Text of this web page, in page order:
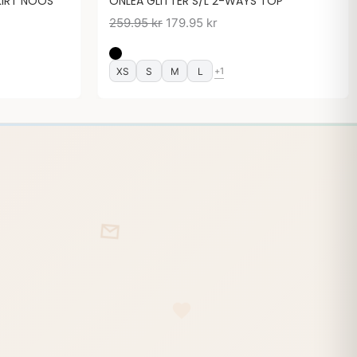
259.95kr 179.95 kr
XS S M L +1